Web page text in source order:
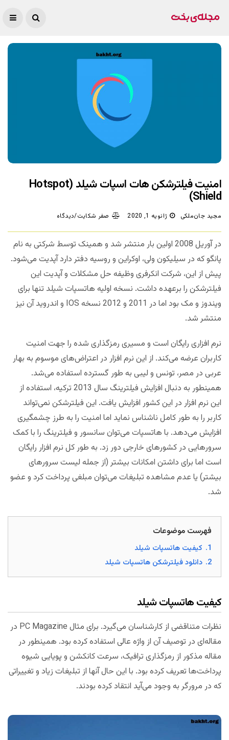
امنیت فیلترشکن هات اسپات شیلد (Hotspot
Shield)
مجید جان‌ملکی ژانویه 1, 2020 صفر شکایت/دیدگاه
در آوریل 2008 اولین بار منتشر شد و همینک توسط شرکتی به نام
پانگو که در سیلیکون ولی، اوکراین و روسیه دفتر دارد آپدیت می‌شود.
پیش از این، شرکت انکرفری وظیفه حل مشکلات و آپدیت این
فیلترشکن را برعهده داشت. نسخه اولیه هاتسپات شیلد تنها برای
ویندوز و مک بود اما در 2011 و 2012 نسخه IOS و اندروید آن نیز
منتشر شد.
نرم افزاری رایگان است و مسیری رمزگذاری شده را جهت امنیت
کاربران عرضه می‌کند. از این نرم افزار در اعتراض‌های موسوم به بهار
عربی در مصر، تونس و لیبی به طور گسترده استفاده می‌شد.
همینطور به دنبال افزایش فیلترینگ سال 2013 ترکیه، استفاده از
این نرم افزار در این کشور افزایش یافت. این فیلترشکن نمی‌تواند
کاربر را به طور کامل ناشناس نماید اما امنیت را به طرز چشمگیری
افزایش می‌دهد. با هاتسپات می‌توان سانسور و فیلترینگ را با کمک
سرورهایی در کشورهای خارجی دور زد. به طور کل نرم افزار رایگان
است اما برای داشتن امکانات بیشتر (از جمله لیست سرورهای
بیشتر) یا عدم مشاهده تبلیغات می‌توان مبلغی پرداخت کرد و عضو
شد.
فهرست موضوعات
1. کیفیت هاتسپات شیلد
2. دانلود فیلترشکن هاتسپات شیلد
کیفیت هاتسپات شیلد
نظرات متناقضی از کارشناسان می‌گیرد. برای مثال PC Magazine در
مقاله‌ای در توصیف آن از واژه عالی استفاده کرده بود. همینطور در
مقاله مذکور از رمزگذاری ترافیک، سرعت کانکشن و پویایی شیوه
پرداخت‌ها تعریف کرده بود. با این حال آنها از تبلیغات زیاد و تغییراتی
که در مرورگر به وجود می‌آید انتقاد کرده بودند.